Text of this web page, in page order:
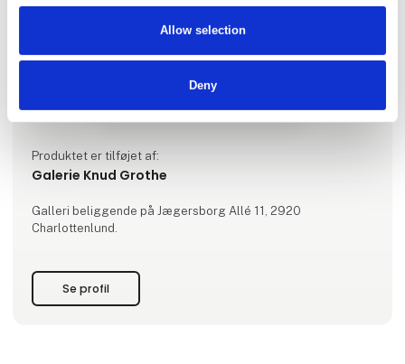
Allow selection
Deny
Produktet er tilføjet af:
Galerie Knud Grothe
Galleri beliggende på Jægersborg Allé 11, 2920
Charlottenlund.
Se profil